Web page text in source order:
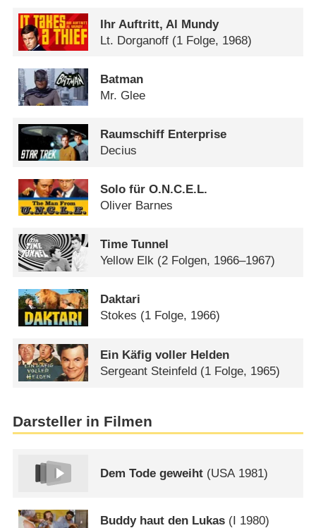
Ihr Auftritt, Al Mundy
Lt. Dorganoff (1 Folge, 1968)
Batman
Mr. Glee
Raumschiff Enterprise
Decius
Solo für O.N.C.E.L.
Oliver Barnes
Time Tunnel
Yellow Elk (2 Folgen, 1966–1967)
Daktari
Stokes (1 Folge, 1966)
Ein Käfig voller Helden
Sergeant Steinfeld (1 Folge, 1965)
Darsteller in Filmen
Dem Tode geweiht (USA1981)
Buddy haut den Lukas (I 1980)